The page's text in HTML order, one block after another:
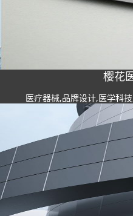
樱花
医疗器械,品牌设计,医学科